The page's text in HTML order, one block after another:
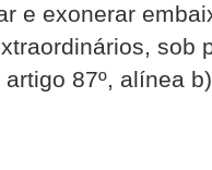
e exonerar
sob
87º, alínea